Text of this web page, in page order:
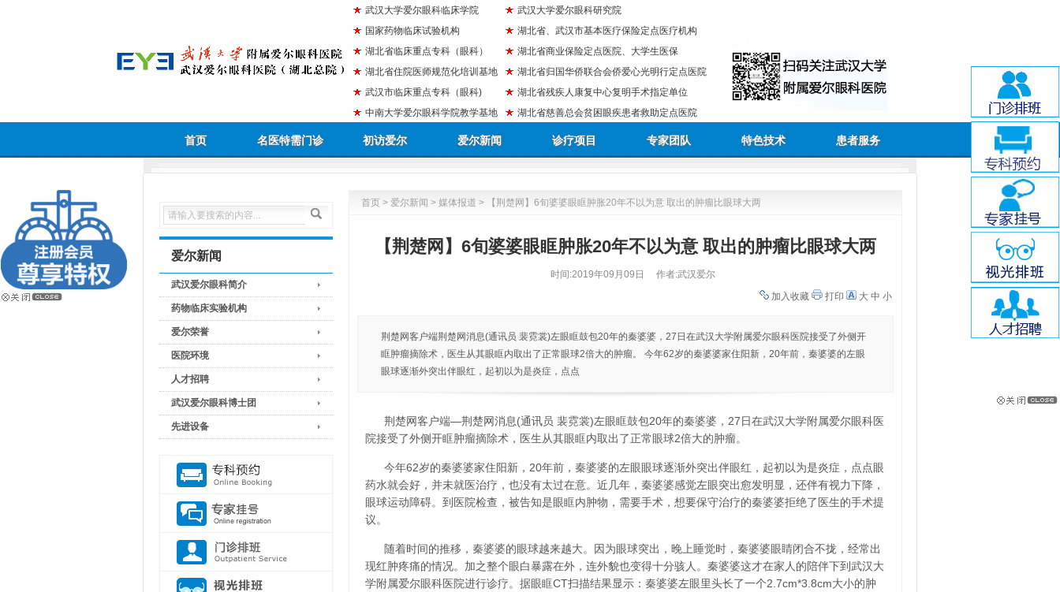
武汉大学爱尔眼科临床学院
国家药物临床试验机构
湖北省临床重点专科（眼科）
湖北省住院医师规范化培训基地
武汉市临床重点专科（眼科)
中南大学爱尔眼科学院教学基地
武汉大学爱尔眼科研究院
湖北省、武汉市基本医疗保险定点医疗机构
湖北省商业保险定点医院、大学生医保
湖北省归国华侨联合会侨爱心光明行定点医院
湖北省残疾人康复中心复明手术指定单位
湖北省慈善总会贫困眼疾患者救助定点医院
首页 名医特需门诊 初访爱尔 爱尔新闻 诊疗项目 专家团队 特色技术 患者服务
爱尔新闻
武汉爱尔眼科简介
药物临床实验机构
爱尔荣誉
医院环境
人才招聘
武汉爱尔眼科博士团
先进设备
首页 > 爱尔新闻 > 媒体报道 > 【荆楚网】6旬婆婆眼眶肿胀20年不以为意 取出的肿瘤比眼球大两
【荆楚网】6旬婆婆眼眶肿胀20年不以为意 取出的肿瘤比眼球大两
时间:2019年09月09日
作者:武汉爱尔
加入收藏
打印 大 中 小
荆楚网客户端荆楚网消息(通讯员 裴霓裳)左眼眶鼓包20年的秦婆婆，27日在武汉大学附属爱尔眼科医院接受了外侧开
眶肿瘤摘除术，医生从其眼眶内取出了正常眼球2倍大的肿瘤。 今年62岁的秦婆婆家住阳新，20年前，秦婆婆的左眼
眼球逐渐外突出伴眼红，起初以为是炎症，点点
荆楚网客户端—荆楚网消息(通讯员 裴霓裳)左眼眶鼓包20年的秦婆婆，27日在武汉大学附属爱尔眼科医
院接受了外侧开眶肿瘤摘除术，医生从其眼眶内取出了正常眼球2倍大的肿瘤。
今年62岁的秦婆婆家住阳新，20年前，秦婆婆的左眼眼球逐渐外突出伴眼红，起初以为是炎症，点点眼
药水就会好，并未就医治疗，也没有太过在意。近几年，秦婆婆感觉左眼突出愈发明显，还伴有视力下降，
眼球运动障碍。到医院检查，被告知是眼眶内肿物，需要手术，想要保守治疗的秦婆婆拒绝了医生的手术提
议。
随着时间的推移，秦婆婆的眼球越来越大。因为眼球突出，晚上睡觉时，秦婆婆眼睛闭合不拢，经常出
现红肿疼痛的情况。加之整个眼白暴露在外，连外貌也变得十分骇人。秦婆婆这才在家人的陪伴下到武汉大
学附属爱尔眼科医院进行诊疗。据眼眶CT扫描结果显示：秦婆婆左眼里头长了一个2.7cm*3.8cm大小的肿